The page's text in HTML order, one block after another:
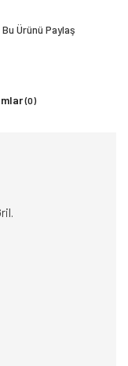
Bu Ürünü Paylaş
(0)